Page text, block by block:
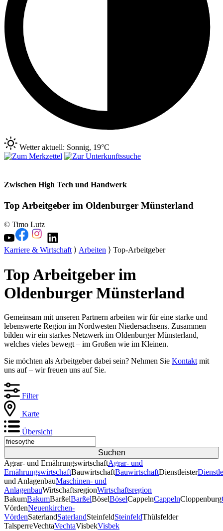
Wetter aktuell: Sonnig, 19°C
Zwischen High Tech und Handwerk
Top Arbeitgeber im Oldenburger Münsterland
© Timo Lutz
Karriere & Wirtschaft⟩ Arbeiten ⟩ Top-Arbeitgeber
Top Arbeitgeber im
Oldenburger Münsterland
Gemeinsam mit unseren Partnern arbeiten wir für eine starke und
lebenswerte Region im Nordwesten Niedersachsens. Zusammen
bilden wir ein starkes Netzwerk im Oldenburger Münsterland,
welches vieles bewegt – im Großen wie im Kleinen.
Sie möchten als Arbeitgeber dabei sein? Nehmen Sie Kontakt mit
uns auf – wir freuen uns auf Sie.
Filter
Karte
Übersicht
Agrar- und ErnährungswirtschaftAgrar- und
ErnährungswirtschaftBauwirtschaftBauwirtschaftDienstleister
und AnlagenbauMaschinen- und
AnlagenbauWirtschaftsregionWirtschaftsregion
BakumBakumBarßelBarßelBöselBöselCappelnCappelnCloppenburg
VördenNeuenkirchen-
VördenSaterlandSaterlandSteinfeldSteinfeldThülsfelder
TalsperreVechtaVechtaVisbekVisbek